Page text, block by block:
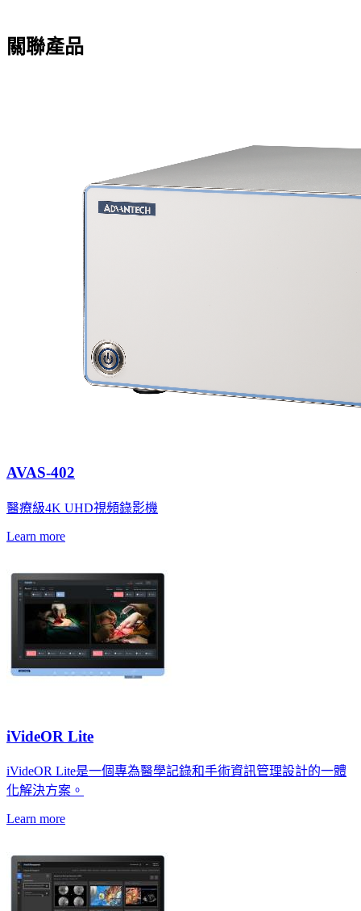
關聯產品
AVAS-402
醫療級4K UHD視頻錄影機
Learn more
iVideOR Lite
iVideOR Lite是一個專為醫學記錄和手術資訊管理設計的一體
化解決方案。
Learn more